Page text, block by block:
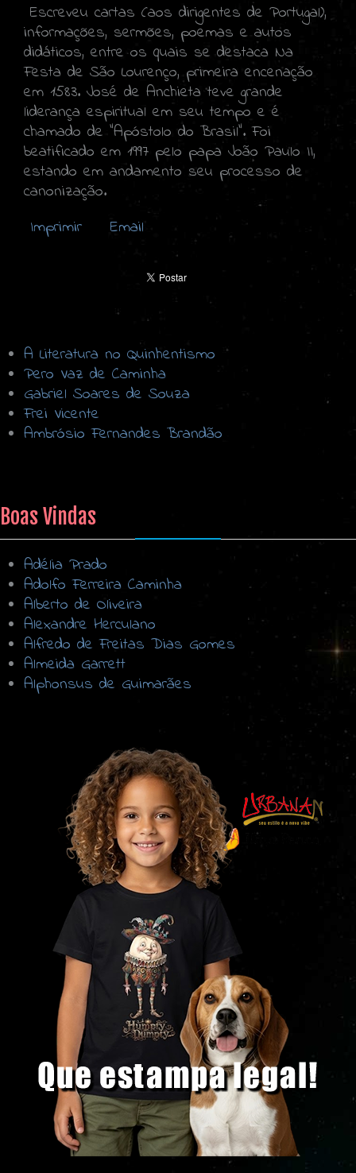
Escreveu cartas (aos dirigentes de Portugal),
informações, sermões, poemas e autos
didáticos, entre os quais se destaca Na
Festa de São Lourenço, primeira encenação
em 1583. José de Anchieta teve grande
liderança espiritual em seu tempo e é
chamado de "Apóstolo do Brasil". Foi
beatificado em 1997 pelo papa João Paulo II,
estando em andamento seu processo de
canonização.
Imprimir
Email
A Literatura no Quinhentismo
Pero Vaz de Caminha
Gabriel Soares de Souza
Frei Vicente
Ambrósio Fernandes Brandão
Boas Vindas
Adélia Prado
Adolfo Ferreira Caminha
Alberto de Oliveira
Alexandre Herculano
Alfredo de Freitas Dias Gomes
Almeida Garrett
Alphonsus de Guimarães